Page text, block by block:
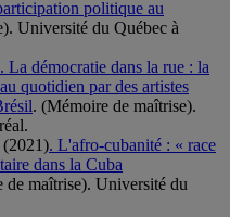
politique au
Université du Québec à
. La démocratie dans la rue : la
quotidien par des artistes
. (Mémoire de maîtrise).
. L'afro-cubanité : « race
dans la Cuba
de maîtrise). Université du